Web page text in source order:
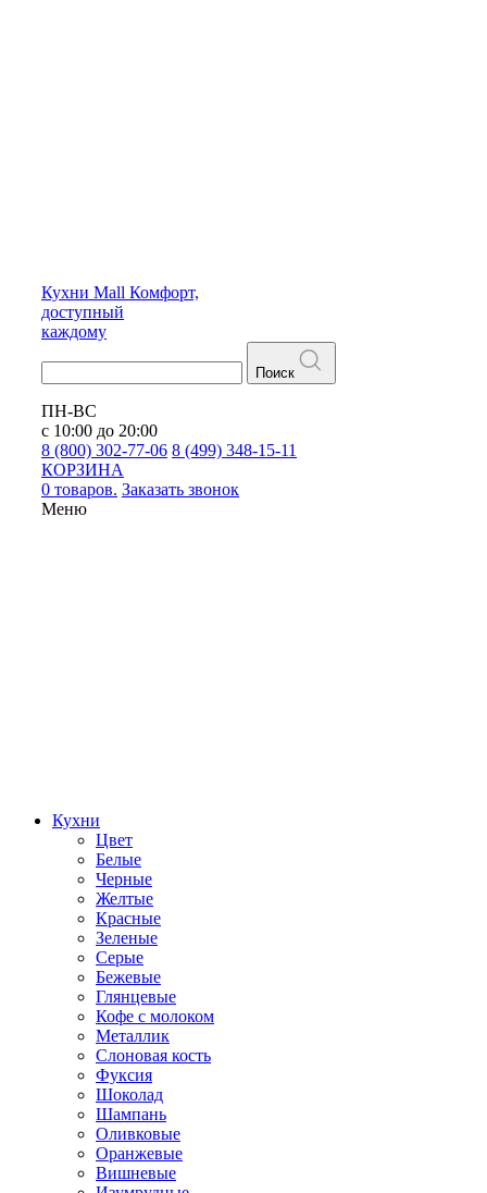
Кухни Mall Комфорт,
доступный
каждому
Поиск
ПН-ВС
с 10:00 до 20:00
8 (800) 302-77-06 8 (499) 348-15-11
КОРЗИНА
0 товаров. Заказать звонок
Меню
Кухни
Цвет
Белые
Черные
Желтые
Красные
Зеленые
Серые
Бежевые
Глянцевые
Кофе с молоком
Металлик
Слоновая кость
Фуксия
Шоколад
Шампань
Оливковые
Оранжевые
Вишневые